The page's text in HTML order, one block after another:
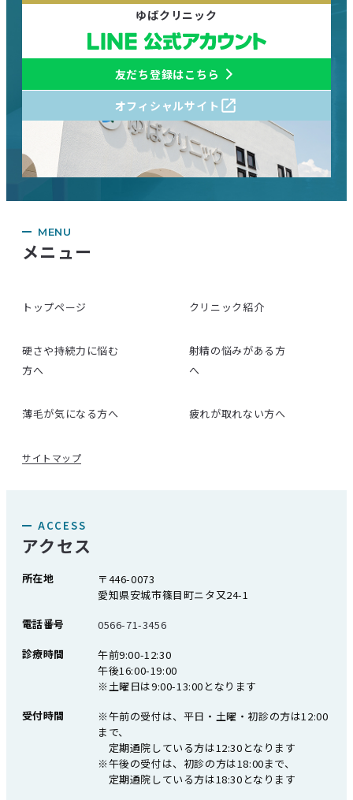
ゆばクリニック
友だち登録はこちら
オフィシャルサイト
MENU
メニュー
トップページ クリニック紹介
硬さや持続力に悩む
方へ
射精の悩みがある方
へ
薄毛が気になる方へ 疲れが取れない方へ
サイトマップ
ACCESS
アクセス
所在地
〒446-0073
愛知県安城市篠目町ニタ又24-1
電話番号
0566-71-3456
診療時間
午前9:00-12:30
午後16:00-19:00
※土曜日は9:00-13:00となります
受付時間
※午前の受付は、平日・土曜・初診の方は12:00
まで、
定期通院している方は12:30となります
※午後の受付は、初診の方は18:00まで、
定期通院している方は18:30となります